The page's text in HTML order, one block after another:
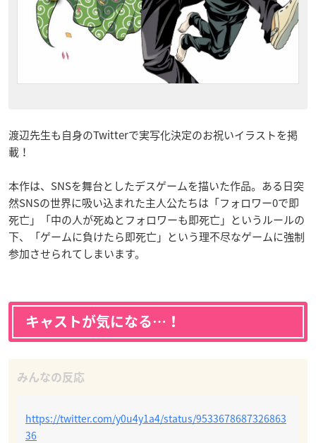
渡辺先生も自身のTwitterで実写化決定のお祝いイラストを掲
載！
本作は、SNSを舞台としたデスゲームを描いた作品。ある日突
然SNSの世界に吸い込まれた主人公たちは「フォロワー0で即
死亡」「中の人が死ぬとフォロワーも即死亡」というルールの
下、「ゲームに負けたら即死亡」という理不尽なゲームに強制
参加させられてしまいます。
キャストが気になる…！
https://twitter.com/y0u4y1a4/status/9533678687326863
36